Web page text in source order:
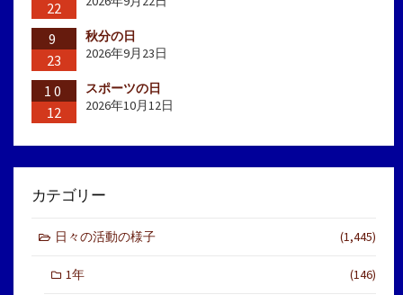
22
9
23
秋分の日
2026年9月23日
10
12
スポーツの日
2026年10月12日
カテゴリー
日々の活動の様子 (1,445)
1年 (146)